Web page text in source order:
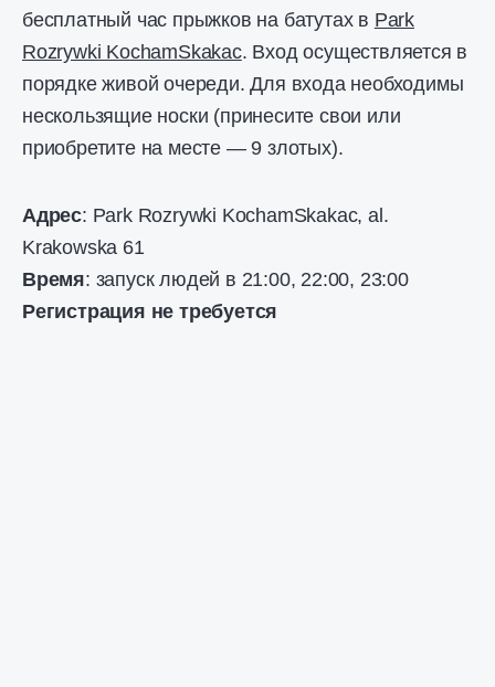
бесплатный час прыжков на батутах в Park
Rozrywki KochamSkakac. Вход осуществляется в
порядке живой очереди. Для входа необходимы
нескользящие носки (принесите свои или
приобретите на месте — 9 злотых).
Адрес: Park Rozrywki KochamSkakac, al.
Krakowska 61
Время: запуск людей в 21:00, 22:00, 23:00
Регистрация не требуется